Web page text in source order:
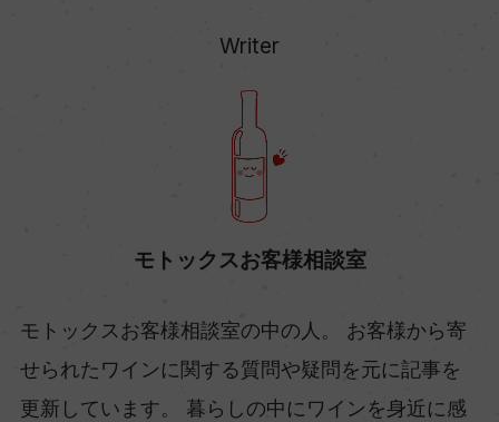
Writer
モトックスお客様相談室
モトックスお客様相談室の中の人。 お客様から寄
せられたワインに関する質問や疑問を元に記事を
更新しています。 暮らしの中にワインを身近に感